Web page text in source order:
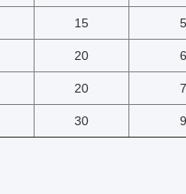
15
20
20
30